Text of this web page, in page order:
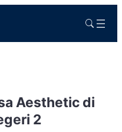
Aesthetic di
2